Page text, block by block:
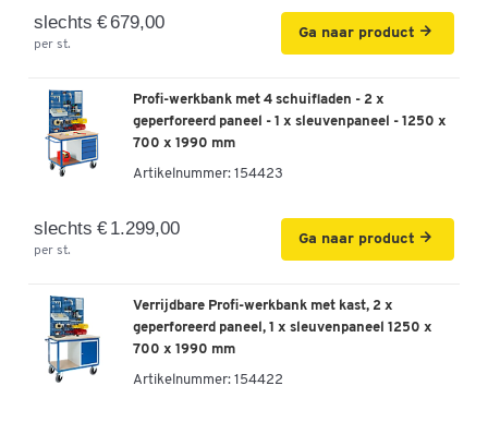
slechts € 679,00
per st.
Ga naar product
Profi-werkbank met 4 schuifladen - 2 x
geperforeerd paneel - 1 x sleuvenpaneel - 1250 x
700 x 1990 mm
Artikelnummer: 154423
slechts € 1.299,00
per st.
Ga naar product
Verrijdbare Profi-werkbank met kast, 2 x
geperforeerd paneel, 1 x sleuvenpaneel 1250 x
700 x 1990 mm
Artikelnummer: 154422